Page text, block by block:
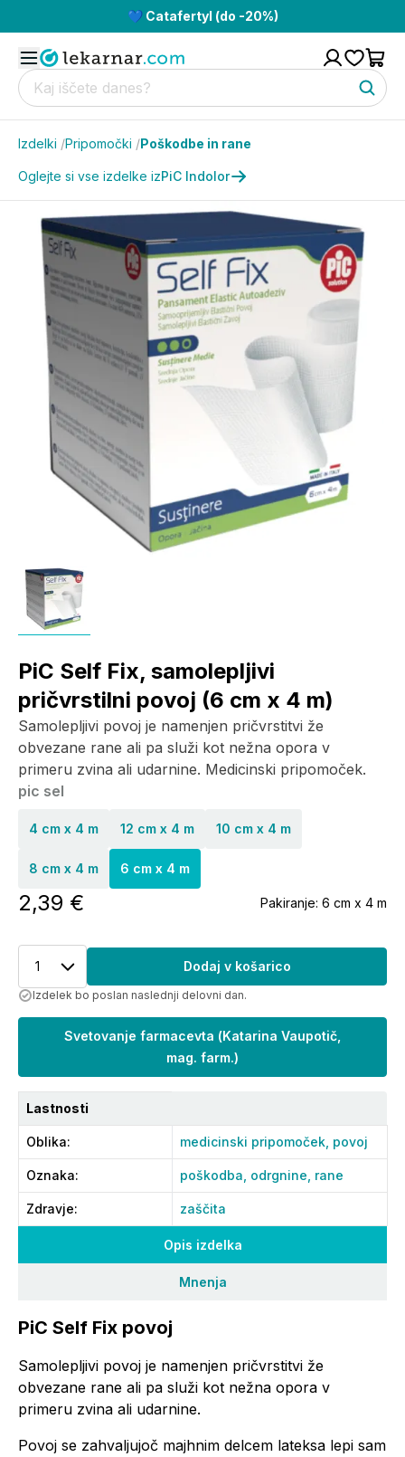
💙 Catafertyl (do -20%)
Izdelki /Pripomočki /Poškodbe in rane
Oglejte si vse izdelke izPiC Indolor
Opis izdelka
Mnenja
PiC Self Fix povoj
Samolepljivi povoj je namenjen pričvrstitvi že
obvezane rane ali pa služi kot nežna opora v
primeru zvina ali udarnine.
Povoj se zahvaljujoč majhnim delcem lateksa lepi sam
PiC Self Fix, samolepljivi
pričvrstilni povoj (6 cm x 4 m)
Samolepljivi povoj je namenjen pričvrstitvi že
obvezane rane ali pa služi kot nežna opora v
primeru zvina ali udarnine. Medicinski pripomoček.
pic sel
4 cm x 4 m 12 cm x 4 m 10 cm x 4 m
8 cm x 4 m 6 cm x 4 m
2,39 € Pakiranje: 6 cm x 4 m
1 Dodaj v košarico
Izdelek bo poslan naslednji delovni dan.
Svetovanje farmacevta (Katarina Vaupotič,
mag. farm.)
Lastnosti
Oblika: medicinski pripomoček, povoj
Oznaka: poškodba, odrgnine, rane
Zdravje: zaščita